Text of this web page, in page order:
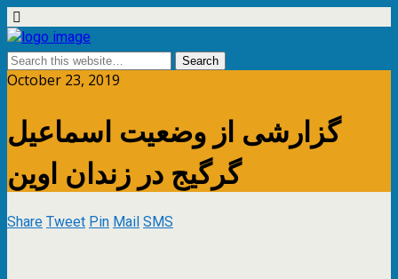
October 23, 2019
گزارشی از وضعیت اسماعیل
گرگیج در زندان اوین
ShareTweetPinMailSMS